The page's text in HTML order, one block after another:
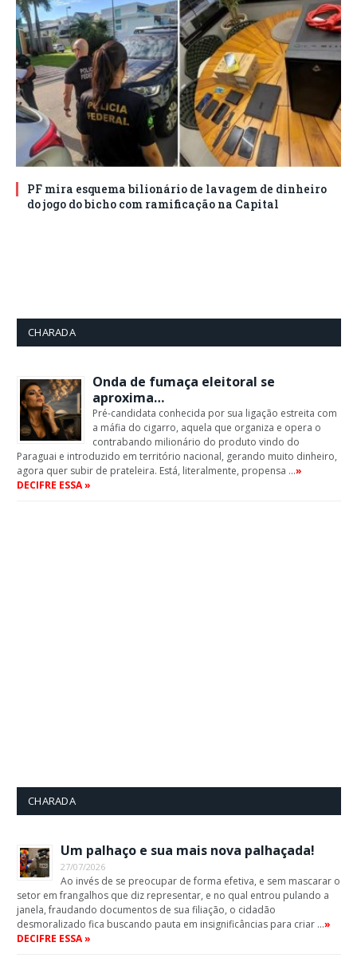
PF mira esquema bilionário de lavagem de dinheiro
do jogo do bicho com ramificação na Capital
CHARADA
Onda de fumaça eleitoral se
aproxima…
Pré-candidata conhecida por sua ligação estreita com
a máfia do cigarro, aquela que organiza e opera o
contrabando milionário do produto vindo do
Paraguai e introduzido em território nacional, gerando muito dinheiro,
agora quer subir de prateleira. Está, literalmente, propensa …»
DECIFRE ESSA »
CHARADA
Um palhaço e sua mais nova palhaçada!
27/07/2026
Ao invés de se preocupar de forma efetiva, e sem mascarar o
setor em frangalhos que diz representar, e no qual entrou pulando a
janela, fraudando documentos de sua filiação, o cidadão
desmoralizado fica buscando pauta em insignificâncias para criar …»
DECIFRE ESSA »